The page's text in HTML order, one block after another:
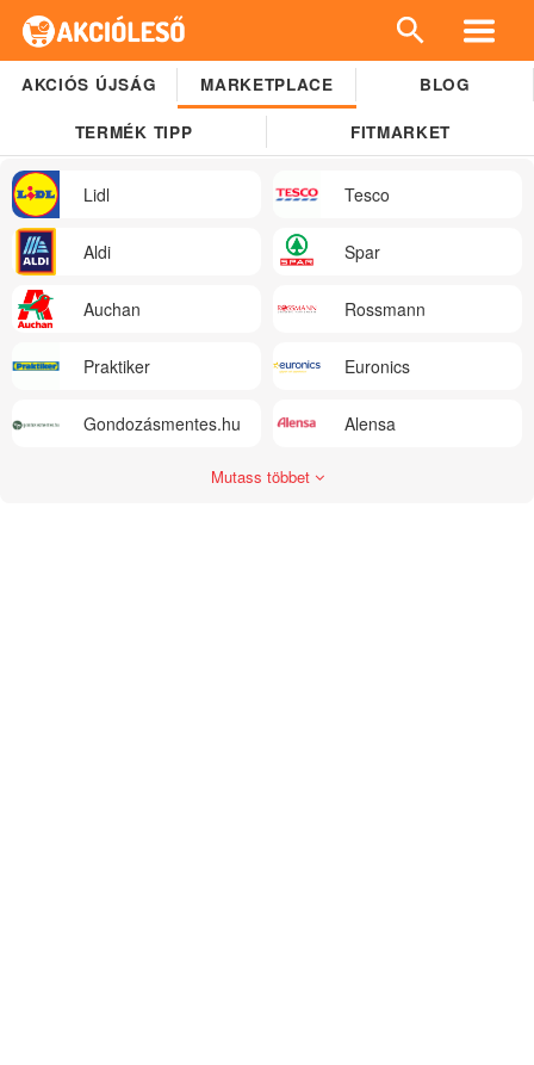
AKCIÓS ÚJSÁG MARKETPLACE BLOG
TERMÉK TIPP FITMARKET
Lidl Tesco
Aldi Spar
Auchan Rossmann
Praktiker Euronics
Gondozásmentes.hu Alensa
Mutass többet